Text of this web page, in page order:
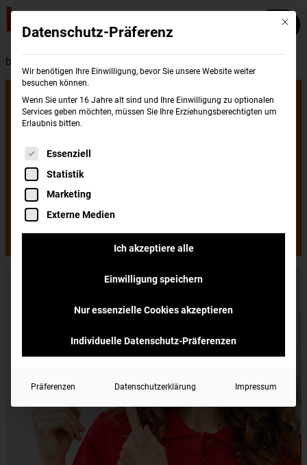
burgerme - Presse
burgerme
eröffnet ersten
Store in Celle
Frisch gemacht, schnell gebracht
Mit
Datenschutz-Präferenz
Wir benötigen Ihre Einwilligung, bevor Sie unsere Website weiter
besuchen können.
Wenn Sie unter 16 Jahre alt sind und Ihre Einwilligung zu optionalen
Services geben möchten, müssen Sie Ihre Erziehungsberechtigten um
Erlaubnis bitten.
Es folgt eine Liste der Service-Gruppen, für
Essenziell
Statistik
Marketing
Externe Medien
Ich akzeptiere alle
Einwilligung speichern
Nur essenzielle Cookies akzeptieren
Individuelle Datenschutz-Präferenzen
Präferenzen Datenschutzerklärung Impressum